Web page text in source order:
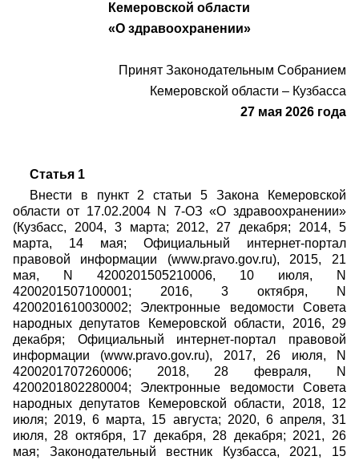
Кемеровской области
«О здравоохранении»
Принят Законодательным Собранием
Кемеровской области – Кузбасса
27 мая 2026 года
Статья 1
Внести в пункт 2 статьи 5 Закона Кемеровской
области от 17.02.2004 N 7-ОЗ «О здравоохранении»
(Кузбасс, 2004, 3 марта; 2012, 27 декабря; 2014, 5
марта, 14 мая; Официальный интернет-портал
правовой информации (www.pravo.gov.ru), 2015, 21
мая, N 4200201505210006, 10 июля, N
4200201507100001; 2016, 3 октября, N
4200201610030002; Электронные ведомости Совета
народных депутатов Кемеровской области, 2016, 29
декабря; Официальный интернет-портал правовой
информации (www.pravo.gov.ru), 2017, 26 июля, N
4200201707260006; 2018, 28 февраля, N
4200201802280004; Электронные ведомости Совета
народных депутатов Кемеровской области, 2018, 12
июля; 2019, 6 марта, 15 августа; 2020, 6 апреля, 31
июля, 28 октября, 17 декабря, 28 декабря; 2021, 26
мая; Законодательный вестник Кузбасса, 2021, 15